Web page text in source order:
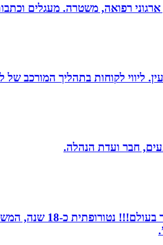
ארגוני רפואה, משטרה. מעגלים
ליווי לקוחות בתהליך
חבר ועדת הנהלה.
מומחית לשילוב